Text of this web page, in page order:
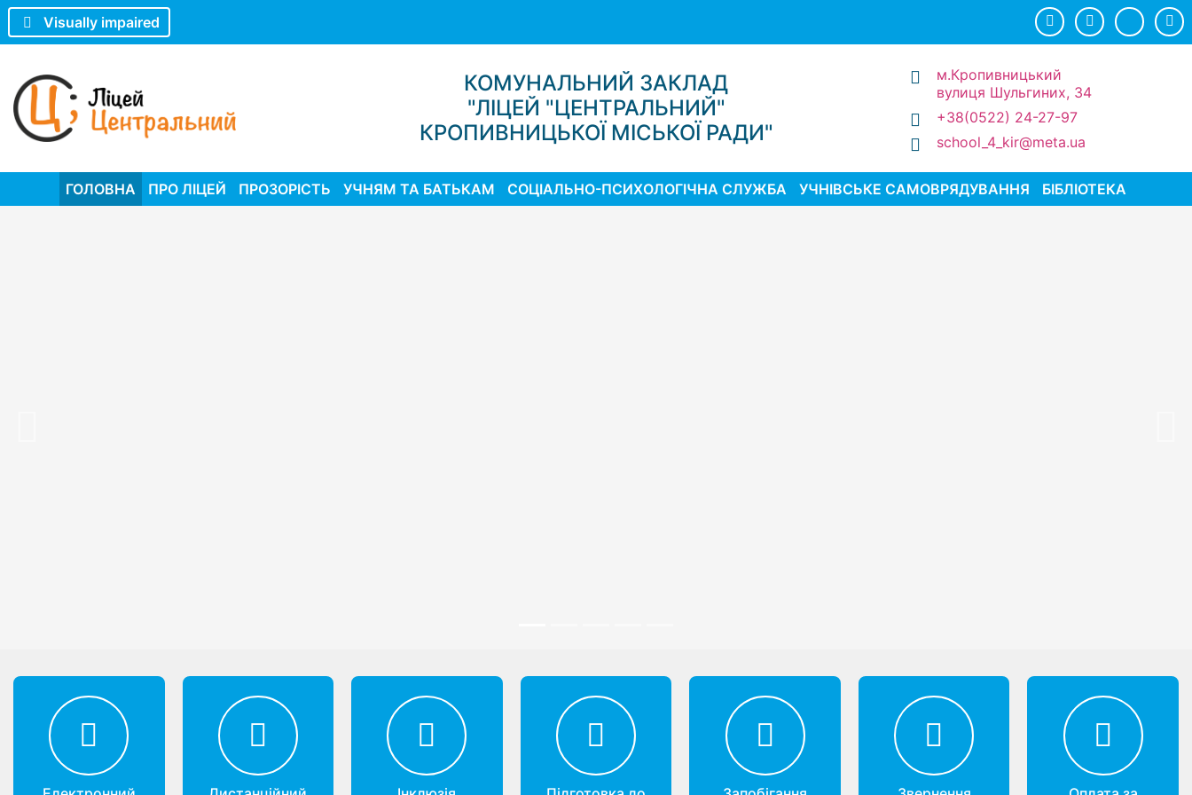
Visually impaired
КОМУНАЛЬНИЙ ЗАКЛАД
"ЛІЦЕЙ "ЦЕНТРАЛЬНИЙ"
КРОПИВНИЦЬКОЇ МІСЬКОЇ РАДИ"
м.Кропивницький
вулиця Шульгиних, 34
+38(0522) 24-27-97
school_4_kir@meta.ua
ГОЛОВНА ПРО ЛІЦЕЙ ПРОЗОРІСТЬ УЧНЯМ ТА БАТЬКАМ СОЦІАЛЬНО-ПСИХОЛОГІЧНА СЛУЖБА УЧНІВСЬКЕ САМОВРЯДУВАННЯ БІБЛІОТЕКА